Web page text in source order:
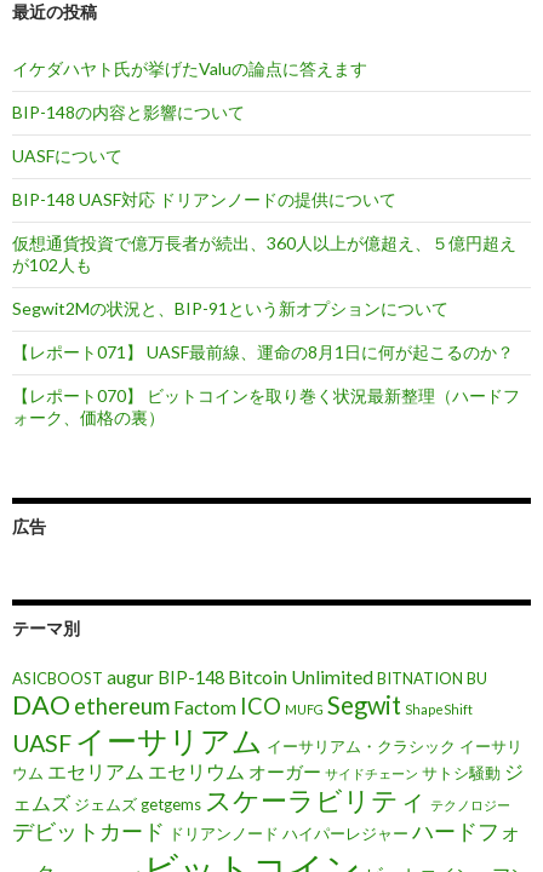
最近の投稿
イケダハヤト氏が挙げたValuの論点に答えます
BIP-148の内容と影響について
UASFについて
BIP-148 UASF対応 ドリアンノードの提供について
仮想通貨投資で億万長者が続出、360人以上が億超え、５億円超え
が102人も
Segwit2Mの状況と、BIP-91という新オプションについて
【レポート071】 UASF最前線、運命の8月1日に何が起こるのか？
【レポート070】 ビットコインを取り巻く状況最新整理（ハードフ
ォーク、価格の裏）
広告
テーマ別
ASICBOOST augur BIP-148 Bitcoin UnlimitedBITNATION BU
DAO ethereum Factom ICO MUFG Segwit ShapeShift
UASF イーサリアム イーサリアム・クラシック イーサリ
ウム エセリアム エセリウム オーガー サイドチェーン サトシ騒動 ジ
ェムズ ジェムズ getgems スケーラビリティ テクノロジー
デビットカード ドリアンノード ハイパーレジャー ハードフォ